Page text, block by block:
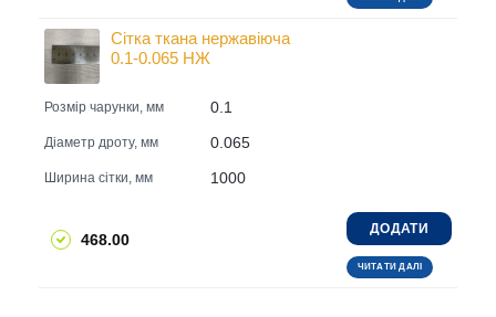
Сітка ткана нержавіюча
0.1-0.065 НЖ
Розмір чарунки, мм 0.1
Діаметр дроту, мм 0.065
Ширина сітки, мм 1000
468.00
ДОДАТИ
ЧИТАТИ ДАЛІ